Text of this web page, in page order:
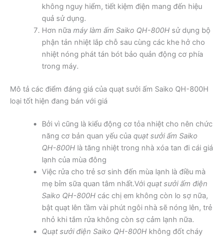
không nguy hiểm, tiết kiệm điện mang đến hiệu
quả sử dụng.
Hơn nữa máy làm ấm Saiko QH-800Hsử dụng bộ
phận tản nhiệt lắp chỗ sau cùng các khe hở cho
nhiệt nóng phát tán bót bảo quản động cơ phía
trong máy.
Mô tả các điểm đáng giá của quạt sưởi ấm Saiko QH-800H
loại tốt hiện đang bán với giá
Bởi vì cũng là kiểu động cơ tỏa nhiệt cho nên chức
năng cơ bản quan yếu của quạt sưởi ấm Saiko
QH-800Hlà tăng nhiệt trong nhà xóa tan đi cái giá
lạnh của mùa đông
Việc rửa cho trẻ sơ sinh đến mùa lạnh là điều mà
mẹ bỉm sữa quan tâm nhất.Với quạt sưởi ấm điện
Saiko QH-800Hcác chị em không còn lo sợ nữa,
bật quạt lên tầm vài phút ngôi nhà sẽ nóng lên, trẻ
nhỏ khi tắm rửa không còn sợ cảm lạnh nữa.
Quạt sưởi điện Saiko QH-800Hkhông đốt cháy